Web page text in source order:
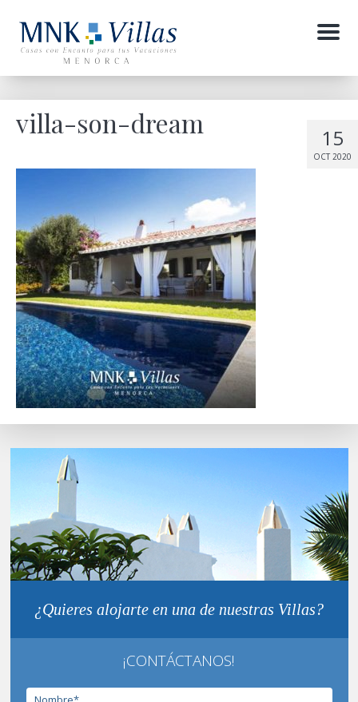
Menu
15
OCT 2020
villa-son-dream
¿Quieres alojarte en una de nuestras Villas?
¡CONTÁCTANOS!